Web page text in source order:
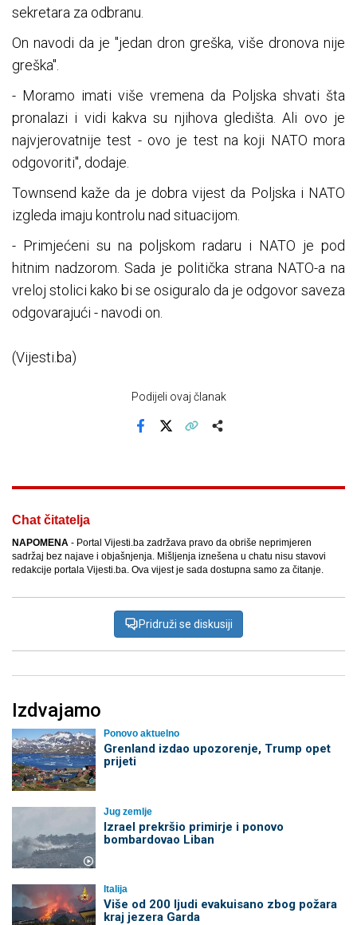
sekretara za odbranu.
On navodi da je "jedan dron greška, više dronova nije
greška".
- Moramo imati više vremena da Poljska shvati šta
pronalazi i vidi kakva su njihova gledišta. Ali ovo je
najvjerovatnije test - ovo je test na koji NATO mora
odgovoriti", dodaje.
Townsend kaže da je dobra vijest da Poljska i NATO
izgleda imaju kontrolu nad situacijom.
- Primjećeni su na poljskom radaru i NATO je pod
hitnim nadzorom. Sada je politička strana NATO-a na
vreloj stolici kako bi se osiguralo da je odgovor saveza
odgovarajući - navodi on.
(Vijesti.ba)
Podijeli ovaj članak
Chat čitatelja
NAPOMENA - Portal Vijesti.ba zadržava pravo da obriše neprimjeren
sadržaj bez najave i objašnjenja. Mišljenja iznešena u chatu nisu stavovi
redakcije portala Vijesti.ba. Ova vijest je sada dostupna samo za čitanje.
Pridruži se diskusiji
Izdvajamo
Ponovo aktuelno
Grenland izdao upozorenje, Trump opet
prijeti
Jug zemlje
Izrael prekršio primirje i ponovo
bombardovao Liban
Italija
Više od 200 ljudi evakuisano zbog požara
kraj jezera Garda